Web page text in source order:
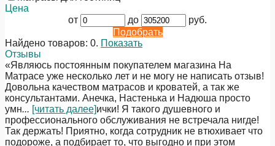
Цена
от
до
руб.
Подобрать
Найдено товаров: 0. Показать
Отзывы
«Являюсь постоянным покупателем магазина На
Матрасе уже несколько лет и не могу не написать отзыв!
Довольна качеством матрасов и кроватей, а так же
консультантами. Анечка, Настенька и Надюша просто
умн... [читать далее]ички! Я такого душевного и
профессионального обслуживания не встречала нигде!
Так держать! Приятно, когда сотрудник не втюхивает что
подороже, а подбирает то, что выгодно и при этом